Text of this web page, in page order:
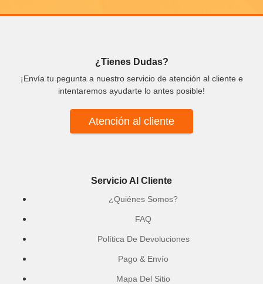
¿Tienes Dudas?
¡Envía tu pegunta a nuestro servicio de atención al cliente e
intentaremos ayudarte lo antes posible!
Atención al cliente
Servicio Al Cliente
¿Quiénes Somos?
FAQ
Política De Devoluciones
Pago & Envío
Mapa Del Sitio